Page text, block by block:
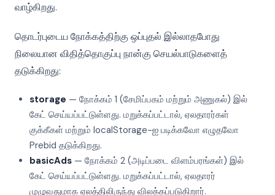
வாழ்கிறது.
தொடர்புடைய நோக்கத்திற்கு ஒப்புதல் இல்லாதபோது
நிலையான விதித்தொகுப்பு நான்கு செயல்பாடுகளைத்
தடுக்கிறது:
storage — நோக்கம் 1 (சேமிப்பகம் மற்றும் அணுகல்) இல்
கேட் செய்யப்பட்டுள்ளது. மறுக்கப்பட்டால், ஏலதாரர்கள்
குக்கீகள் மற்றும் localStorage-ஐ படிக்கவோ எழுதவோ
Prebid தடுக்கிறது.
basicAds — நோக்கம் 2 (அடிப்படை விளம்பரங்கள்) இல்
கேட் செய்யப்பட்டுள்ளது. மறுக்கப்பட்டால், ஏலதாரர்
முழுவதுமாக ஏலத்திலிருந்து விலக்கப்படுகிறார்.